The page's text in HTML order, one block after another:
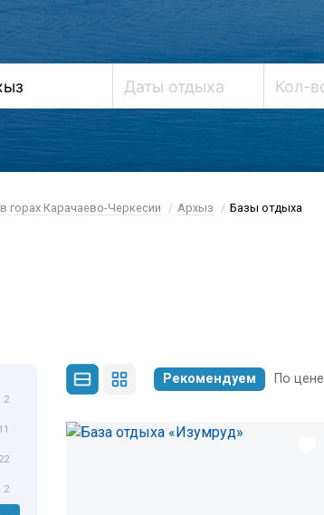
горах Карачаево-Черкесии Архыз Базы отдыха
2
11
22
2
Рекомендуем По цене